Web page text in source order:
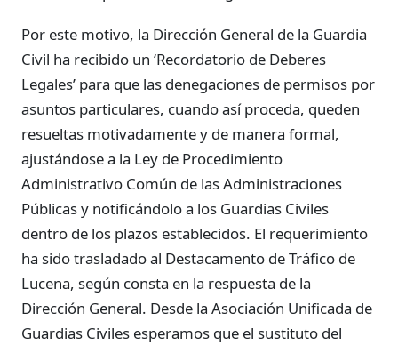
Por este motivo, la Dirección General de la Guardia
Civil ha recibido un ‘Recordatorio de Deberes
Legales’ para que las denegaciones de permisos por
asuntos particulares, cuando así proceda, queden
resueltas motivadamente y de manera formal,
ajustándose a la Ley de Procedimiento
Administrativo Común de las Administraciones
Públicas y notificándolo a los Guardias Civiles
dentro de los plazos establecidos. El requerimiento
ha sido trasladado al Destacamento de Tráfico de
Lucena, según consta en la respuesta de la
Dirección General. Desde la Asociación Unificada de
Guardias Civiles esperamos que el sustituto del